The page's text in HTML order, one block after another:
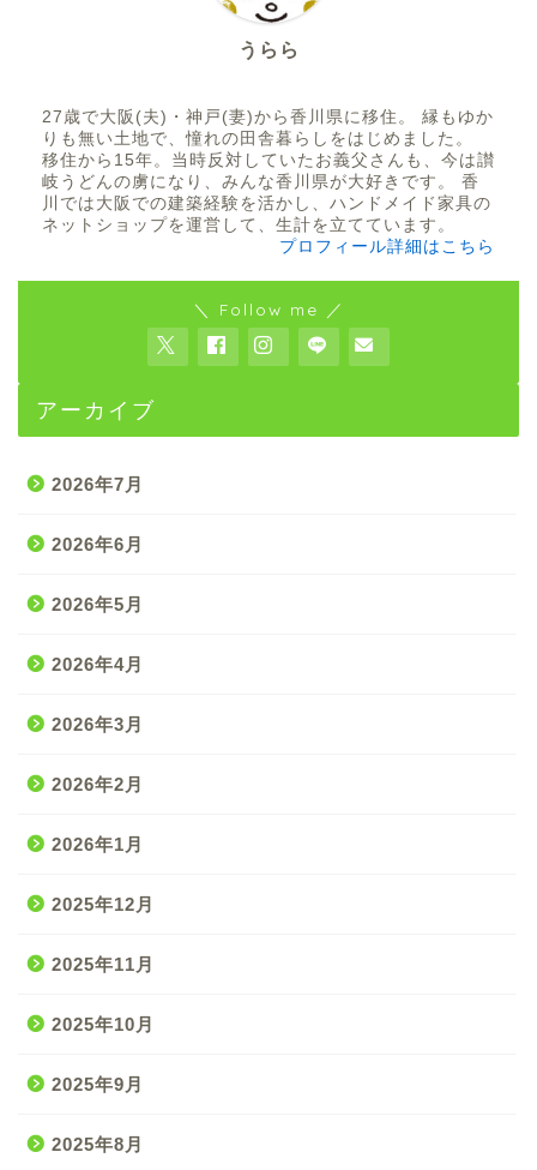
うらら
27歳で大阪(夫)・神戸(妻)から香川県に移住。 縁もゆか
りも無い土地で、憧れの田舎暮らしをはじめました。
移住から15年。当時反対していたお義父さんも、今は讃
岐うどんの虜になり、みんな香川県が大好きです。 香
川では大阪での建築経験を活かし、ハンドメイド家具の
ネットショップを運営して、生計を立てています。
プロフィール詳細はこちら
＼ Follow me ／
アーカイブ
2026年7月
2026年6月
2026年5月
2026年4月
2026年3月
2026年2月
2026年1月
2025年12月
2025年11月
2025年10月
2025年9月
2025年8月